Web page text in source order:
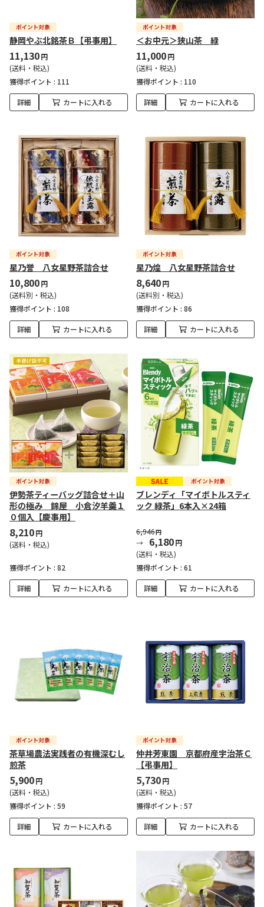
静岡やぶ北銘茶Ｂ【弔事用】
11,130円
(送料・税込)
獲得ポイント : 111
詳細 カートに入れる
＜お中元＞狭山茶 緑
11,000円
(送料・税込)
獲得ポイント : 110
詳細 カートに入れる
星乃誉 八女星野茶詰合せ
10,800円
(送料別・税込)
獲得ポイント : 108
詳細 カートに入れる
星乃煌 八女星野茶詰合せ
8,640円
(送料別・税込)
獲得ポイント : 86
詳細 カートに入れる
伊勢茶ティーバッグ詰合せ＋山
形の極み 錦屋 小倉汐羊羹１
０個入【慶事用】
8,210円
(送料・税込)
獲得ポイント : 82
詳細 カートに入れる
ブレンディ「マイボトルスティ
ック 緑茶」6本入×24箱
6,946円
6,180円
(送料・税込)
獲得ポイント : 61
詳細 カートに入れる
茶草場農法実践者の有機深むし
煎茶
5,900円
(送料・税込)
獲得ポイント : 59
詳細 カートに入れる
仲井芳東園 京都府産宇治茶Ｃ
【弔事用】
5,730円
(送料・税込)
獲得ポイント : 57
詳細 カートに入れる